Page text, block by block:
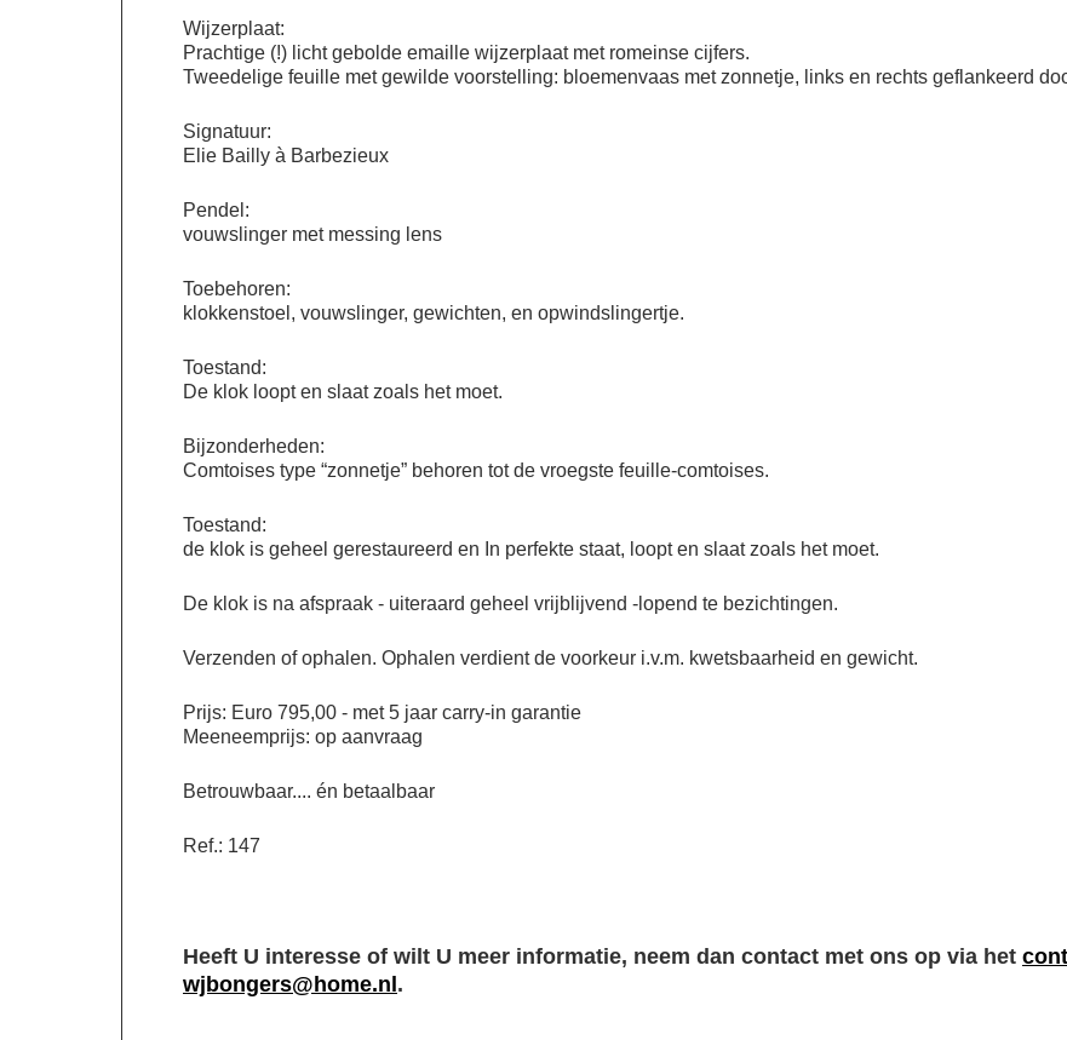
Wijzerplaat:
Prachtige (!) licht gebolde emaille wijzerplaat met romeinse cijfers.
Tweedelige feuille met gewilde voorstelling: bloemenvaas met zonnetje, links en rechts geflankeerd
Signatuur:
Elie Bailly à Barbezieux
Pendel:
vouwslinger met messing lens
Toebehoren:
klokkenstoel, vouwslinger, gewichten, en opwindslingertje.
Toestand:
De klok loopt en slaat zoals het moet.
Bijzonderheden:
Comtoises type “zonnetje” behoren tot de vroegste feuille-comtoises.
Toestand:
de klok is geheel gerestaureerd en In perfekte staat, loopt en slaat zoals het moet.
De klok is na afspraak - uiteraard geheel vrijblijvend -lopend te bezichtingen.
Verzenden of ophalen. Ophalen verdient de voorkeur i.v.m. kwetsbaarheid en gewicht.
Prijs: Euro 795,00 - met 5 jaar carry-in garantie
Meeneemprijs: op aanvraag
Betrouwbaar.... én betaalbaar
Ref.: 147
Heeft U interesse of wilt U meer informatie, neem dan contact met ons op via het
wjbongers@home.nl .